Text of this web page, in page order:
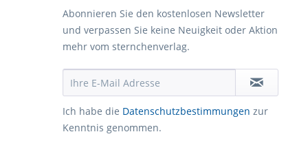
Abonnieren Sie den kostenlosen Newsletter
und verpassen Sie keine Neuigkeit oder Aktion
mehr vom sternchenverlag.
Ich habe die Datenschutzbestimmungen zur
Kenntnis genommen.